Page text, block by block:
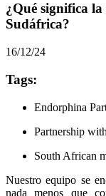
¿Qué significa
Sudáfrica?
16/12/24
Tags:
Endorphina
Partnership
South African
Nuestro equipo se
nada menos que